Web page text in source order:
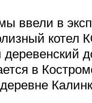
ввели в
котел
в